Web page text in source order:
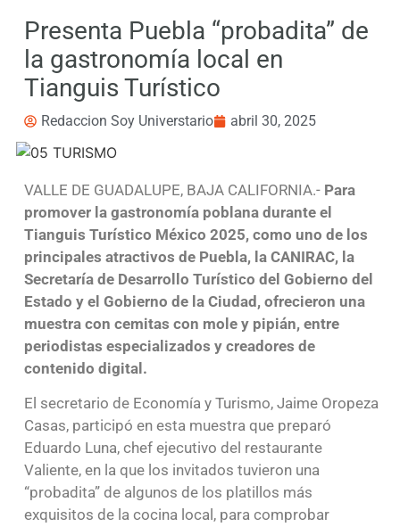
Presenta Puebla “probadita” de
la gastronomía local en
Tianguis Turístico
Redaccion Soy Universtario abril 30, 2025
VALLE DE GUADALUPE, BAJA CALIFORNIA.- Para
promover la gastronomía poblana durante el
Tianguis Turístico México 2025, como uno de los
principales atractivos de Puebla, la CANIRAC, la
Secretaría de Desarrollo Turístico del Gobierno del
Estado y el Gobierno de la Ciudad, ofrecieron una
muestra con cemitas con mole y pipián, entre
periodistas especializados y creadores de
contenido digital.
El secretario de Economía y Turismo, Jaime Oropeza
Casas, participó en esta muestra que preparó
Eduardo Luna, chef ejecutivo del restaurante
Valiente, en la que los invitados tuvieron una
“probadita” de algunos de los platillos más
exquisitos de la cocina local, para comprobar